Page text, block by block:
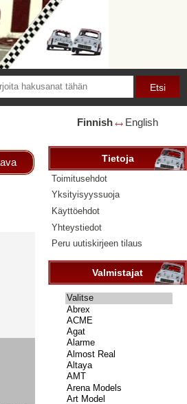
Finnish 🡘 English
Tietoja
Toimitusehdot
Yksityisyyssuoja
Käyttöehdot
Yhteystiedot
Peru uutiskirjeen tilaus
Valmistajat
Valitse
...